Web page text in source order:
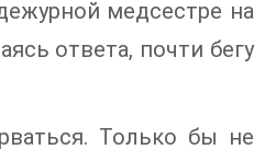
медсестре на
ответа, почти бегу
Только бы не